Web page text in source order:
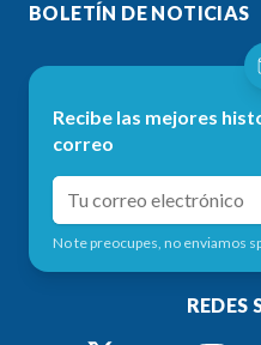
BOLETÍN DE NOTICIAS
Recibe las mejores
correo
No te preocupes, no enviamos
REDES